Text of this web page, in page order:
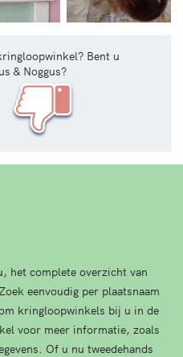
Bent u
& Noggus?
het complete overzicht van
eenvoudig per plaatsnaam
kringloopwinkels bij u in de
voor meer informatie, zoals
Of u nu tweedehands